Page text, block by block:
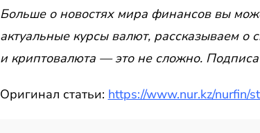
Больше о новостях мира финансов вы
актуальные курсы валют, рассказываем
и криптовалюта — это не сложно.
Оригинал статьи: https://www.nur.kz/